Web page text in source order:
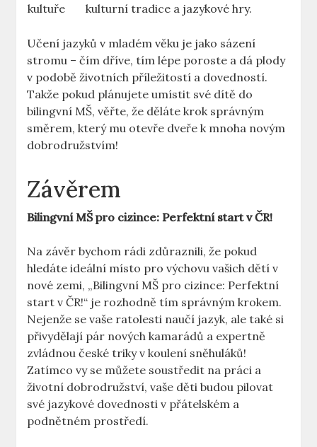
kultuře
kulturní tradice a jazykové hry.
Učení jazyků v mladém věku je jako sázení
stromu – čím dříve, tím lépe poroste a dá plody
v podobě životních příležitostí a dovedností.
Takže pokud plánujete umístit své dítě do
bilingvní MŠ, věřte, že děláte krok správným
směrem, který mu otevře dveře k mnoha novým
dobrodružstvím!
Závěrem
Bilingvní MŠ pro cizince: Perfektní start v ČR!
Na závěr bychom rádi zdůraznili, že pokud
hledáte ideální místo pro výchovu vašich dětí v
nové zemi, „Bilingvní MŠ pro cizince: Perfektní
start v ČR!“ je rozhodně tím správným krokem.
Nejenže se vaše ratolesti naučí jazyk, ale také si
přivydělají pár nových kamarádů a expertně
zvládnou české triky v koulení sněhuláků!
Zatímco vy se můžete soustředit na práci a
životní dobrodružství, vaše děti budou pilovat
své jazykové dovednosti v přátelském a
podnětném prostředí.